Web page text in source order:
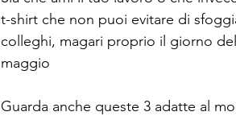
t-shirt che non puoi evitare di
colleghi, magari proprio il giorno
maggio
Guarda anche queste 3 adatte al